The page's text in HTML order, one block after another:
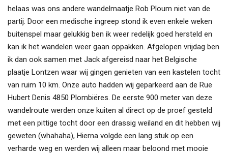
helaas was ons andere wandelmaatje Rob Ploum niet van de
partij. Door een medische ingreep stond ik even enkele weken
buitenspel maar gelukkig ben ik weer redelijk goed hersteld en
kan ik het wandelen weer gaan oppakken. Afgelopen vrijdag ben
ik dan ook samen met Jack afgereisd naar het Belgische
plaatje Lontzen waar wij gingen genieten van een kastelen tocht
van ruim 10 km. Onze auto hadden wij geparkeerd aan de Rue
Hubert Denis 4850 Plombiëres. De eerste 900 meter van deze
wandelroute werden onze kuiten al direct op de proef gesteld
met een pittige tocht door een drassig weiland en dit hebben wij
geweten (whahaha), Hierna volgde een lang stuk op een
verharde weg en werden wij alleen maar beloond met mooie